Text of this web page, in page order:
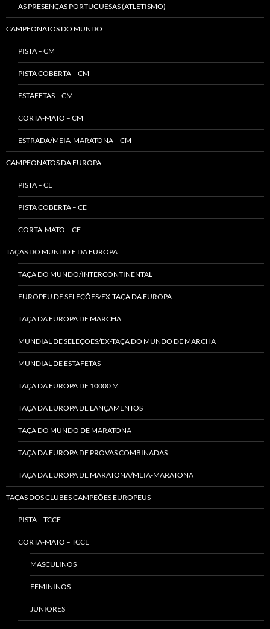
AS PRESENÇAS PORTUGUESAS (ATLETISMO)
CAMPEONATOS DO MUNDO
PISTA – CM
PISTA COBERTA – CM
ESTAFETAS – CM
CORTA-MATO – CM
ESTRADA/MEIA-MARATONA – CM
CAMPEONATOS DA EUROPA
PISTA – CE
PISTA COBERTA – CE
CORTA-MATO – CE
TAÇAS DO MUNDO E DA EUROPA
TAÇA DO MUNDO/INTERCONTINENTAL
EUROPEU DE SELEÇÕES/EX-TAÇA DA EUROPA
TAÇA DA EUROPA DE MARCHA
MUNDIAL DE SELEÇÕES/EX-TAÇA DO MUNDO DE MARCHA
MUNDIAL DE ESTAFETAS
TAÇA DA EUROPA DE 10000 M
TAÇA DA EUROPA DE LANÇAMENTOS
TAÇA DO MUNDO DE MARATONA
TAÇA DA EUROPA DE PROVAS COMBINADAS
TAÇA DA EUROPA DE MARATONA/MEIA-MARATONA
TAÇAS DOS CLUBES CAMPEÕES EUROPEUS
PISTA – TCCE
CORTA-MATO – TCCE
MASCULINOS
FEMININOS
JUNIORES